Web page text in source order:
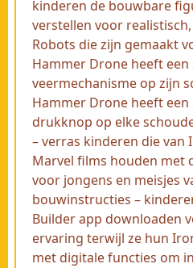
kinderen de bouwbare
verstellen voor
Robots die zijn gemaakt
Hammer Drone heeft
veermechanisme op zijn
Hammer Drone heeft
drukknop op elke
– verras kinderen die van
Marvel films houden met
voor jongens en meisjes
bouwinstructies –
Builder app downloaden
ervaring terwijl ze hun
met digitale functies om